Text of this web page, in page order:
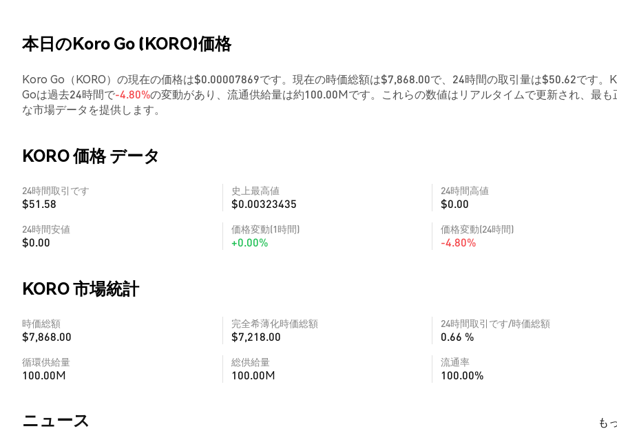
本日のKoro Go (KORO)価格
Koro Go（KORO）の現在の価格は$0.00007869です。現在の時価総額は$7,868.00で、24時間の取引量は$50.62です。
Goは過去24時間で-4.80%の変動があり、流通供給量は約100.00Mです。これらの数値はリアルタイムで更新され、最も
な市場データを提供します。
KORO 価格 データ
24時間取引です
$51.58
史上最高値
$0.00323435
24時間高値
$0.00
24時間安値
$0.00
価格変動(1時間)
+0.00%
価格変動(24時間)
-4.80%
KORO 市場統計
時価総額
$7,868.00
完全希薄化時価総額
$7,218.00
24時間取引です/時価総額
0.66 %
循環供給量
100.00M
総供給量
100.00M
流通率
100.00%
​​ニュース​​ も